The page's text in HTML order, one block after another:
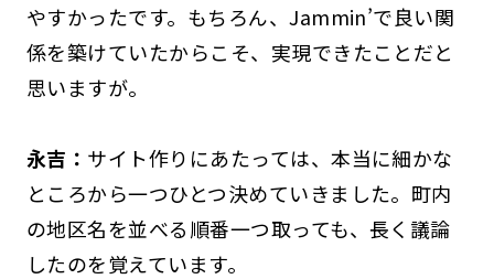
やすかったです。もちろん、Jammin’で良い関
係を築けていたからこそ、実現できたことだと
思いますが。
永吉： サイト作りにあたっては、本当に細かな
ところから一つひとつ決めていきました。町内
の地区名を並べる順番一つ取っても、長く議論
したのを覚えています。